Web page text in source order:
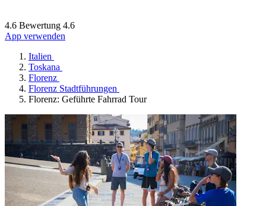
4.6 Bewertung 4.6
App verwenden
Italien
Toskana
Florenz
Florenz Stadtführungen
Florenz: Geführte Fahrrad Tour